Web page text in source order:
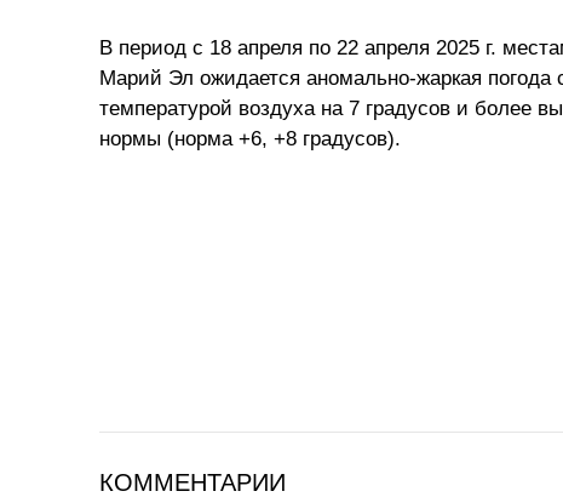
В период с 18 апреля по 22 апреля 2025 г.
Марий Эл ожидается аномально-жаркая погода
температурой воздуха на 7 градусов и более
нормы (норма +6, +8 градусов).
КОММЕНТАРИИ